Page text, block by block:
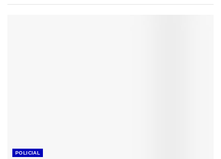
POLICIAL